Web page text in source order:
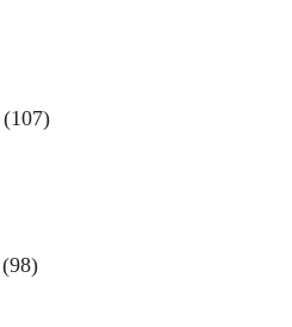
(107)
(98)